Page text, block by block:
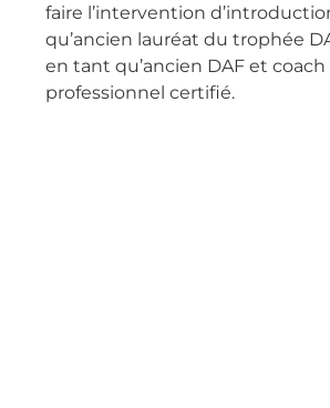
faire l’intervention
qu’ancien lauréat du trophée
en tant qu’ancien DAF et coach
professionnel certifié.